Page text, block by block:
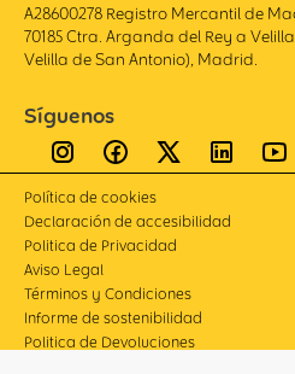
A28600278 Registro Mercantil de
70185 Ctra. Arganda del Rey a
Velilla de San Antonio), Madrid.
Síguenos
Política de cookies
Declaración de accesibilidad
Politica de Privacidad
Aviso Legal
Términos y Condiciones
Informe de sostenibilidad
Politica de Devoluciones